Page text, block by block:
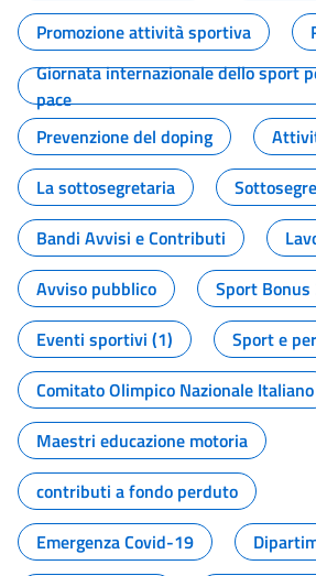
Promozione attività sportiva
Giornata internazionale dello sport
pace
Prevenzione del doping
La sottosegretaria
Bandi Avvisi e Contributi
Avviso pubblico
Sport
Eventi sportivi (1)
Sport e
Comitato Olimpico Nazionale Italiano
Maestri educazione motoria
contributi a fondo perduto
Emergenza Covid-19